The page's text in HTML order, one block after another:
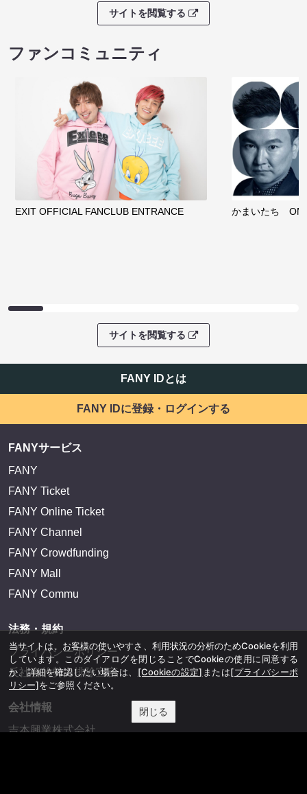
サイトを閲覧する
ファンコミュニティ
EXIT OFFICIAL FANCLUB ENTRANCE かまいたち
サイトを閲覧する
FANY IDとは
FANY IDに登録・ログインする
FANYサービス
FANY
FANY Ticket
FANY Online Ticket
FANY Channel
FANY Crowdfunding
FANY Mall
FANY Commu
法務・規約
プライバシーポリシー
反社会的勢力排除宣言
会社情報
吉本興業株式会社
当サイトは、お客様の使いやすさ、利用状況の分析のためCookieを利用
しています。このダイアログを閉じることでCookieの使用に同意する
か、詳細を確認したい場合は、 [Cookieの設定] または[プライバシーポ
リシー]をご参照ください。
閉じる